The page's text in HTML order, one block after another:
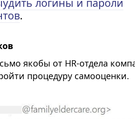
.
якобы от HR-отдела
процедуру самооценки.